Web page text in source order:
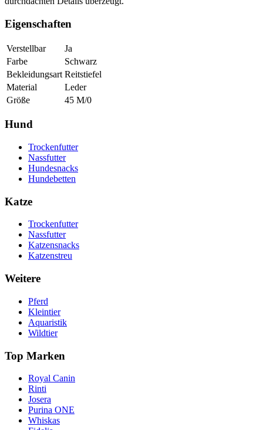
Eigenschaften
Verstellbar
Ja
Farbe
Schwarz
Bekleidungsart Reitstiefel
Material
Leder
Größe
45 M/0
Hund
Trockenfutter
Nassfutter
Hundesnacks
Hundebetten
Katze
Trockenfutter
Nassfutter
Katzensnacks
Katzenstreu
Weitere
Pferd
Kleintier
Aquaristik
Wildtier
Top Marken
Royal Canin
Rinti
Josera
Purina ONE
Whiskas